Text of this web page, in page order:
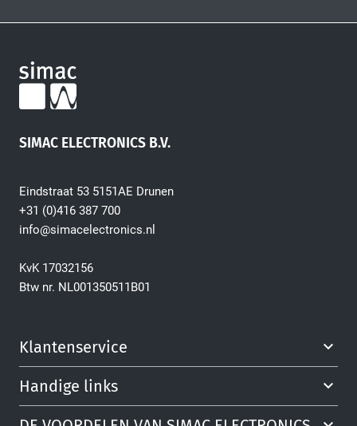
SIMAC ELECTRONICS B.V.
Eindstraat 53 5151AE Drunen
+31 (0)416 387 700
info@simacelectronics.nl
KvK 17032156
Btw nr. NL001350511B01
Klantenservice
Handige links